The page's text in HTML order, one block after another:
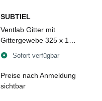
SUBTIEL
Ventlab Gitter mit
Gittergewebe 325 x 195
mm, schwarz
Sofort verfügbar
Preise nach Anmeldung
sichtbar